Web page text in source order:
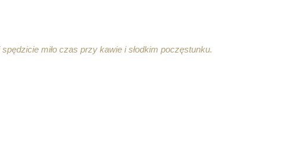
miło czas przy kawie i słodkim poczęstunku.